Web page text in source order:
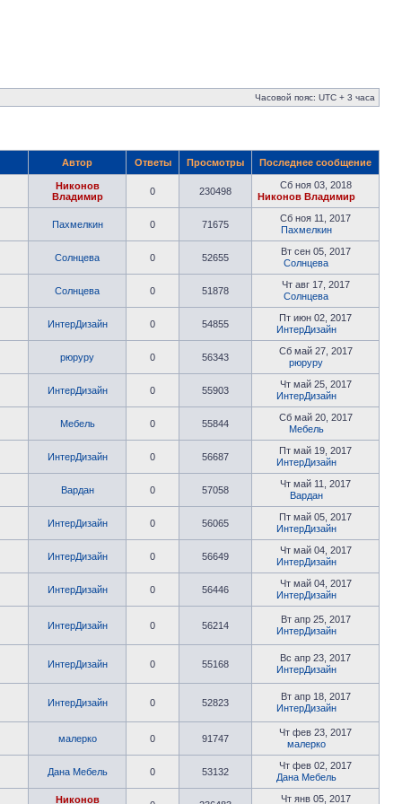
Часовой пояс: UTC + 3 часа
Автор Ответы Просмотры Последнее сообщение
Никонов
Владимир
0 230498
Сб ноя 03, 2018
Никонов Владимир
Пахмелкин 0 71675
Сб ноя 11, 2017
Пахмелкин
Солнцева 0 52655
Вт сен 05, 2017
Солнцева
Солнцева 0 51878
Чт авг 17, 2017
Солнцева
ИнтерДизайн 0 54855
Пт июн 02, 2017
ИнтерДизайн
рюруру 0 56343
Сб май 27, 2017
рюруру
ИнтерДизайн 0 55903
Чт май 25, 2017
ИнтерДизайн
Мебель 0 55844
Сб май 20, 2017
Мебель
ИнтерДизайн 0 56687
Пт май 19, 2017
ИнтерДизайн
Вардан 0 57058
Чт май 11, 2017
Вардан
ИнтерДизайн 0 56065
Пт май 05, 2017
ИнтерДизайн
ИнтерДизайн 0 56649
Чт май 04, 2017
ИнтерДизайн
ИнтерДизайн 0 56446
Чт май 04, 2017
ИнтерДизайн
ИнтерДизайн 0 56214
Вт апр 25, 2017
ИнтерДизайн
ИнтерДизайн 0 55168
Вс апр 23, 2017
ИнтерДизайн
ИнтерДизайн 0 52823
Вт апр 18, 2017
ИнтерДизайн
малерко 0 91747
Чт фев 23, 2017
малерко
Дана Мебель 0 53132
Чт фев 02, 2017
Дана Мебель
Никонов Чт янв 05, 2017